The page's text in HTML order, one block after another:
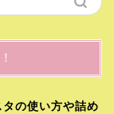
の使い方や詰め